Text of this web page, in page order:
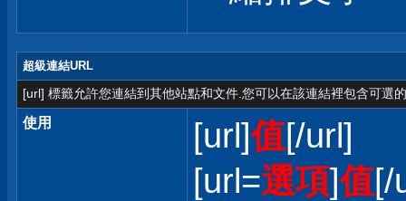
超級連結URL
[url] 標籤允許您連結到其他站點和文件.您可以在該連結裡包含可選
使用 [url]值[/url]
[url=選項]值[/